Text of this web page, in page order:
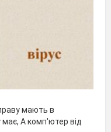
мають в
має, А комп'ютер від